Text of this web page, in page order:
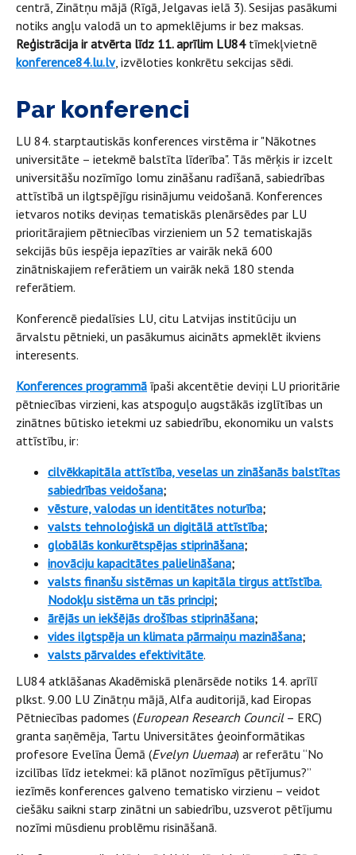
centrā, Zinātņu mājā (Rīgā, Jelgavas ielā 3). Sesijas pasākumi
notiks angļu valodā un to apmeklējums ir bez maksas.
Reģistrācija ir atvērta līdz 11. aprīlim LU84 tīmekļvietnē
konference84.lu.lv, izvēloties konkrētu sekcijas sēdi.
Par konferenci
LU 84. starptautiskās konferences virstēma ir "Nākotnes
universitāte – ietekmē balstīta līderība". Tās mērķis ir izcelt
universitāšu nozīmīgo lomu zināšanu radīšanā, sabiedrības
attīstībā un ilgtspējīgu risinājumu veidošanā. Konferences
ietvaros notiks deviņas tematiskās plenārsēdes par LU
prioritārajiem pētniecības virzieniem un 52 tematiskajās
sekcijās būs iespēja iepazīties ar vairāk nekā 600
zinātniskajiem referātiem un vairāk nekā 180 stenda
referātiem.
Konferencē piedalīsies LU, citu Latvijas institūciju un
ārvalstu pētnieki, un pasākumus aicināts apmeklēt ikviens
interesents.
Konferences programmāīpaši akcentētie deviņi LU prioritārie
pētniecības virzieni, kas atspoguļo augstākās izglītības un
zinātnes būtisko ietekmi uz sabiedrību, ekonomiku un valsts
attīstību, ir:
cilvēkkapitāla attīstība, veselas un zināšanās balstītas
sabiedrības veidošana;
vēsture, valodas un identitātes noturība;
valsts tehnoloģiskā un digitālā attīstība;
globālās konkurētspējas stiprināšana;
inovāciju kapacitātes palielināšana;
valsts finanšu sistēmas un kapitāla tirgus attīstība.
Nodokļu sistēma un tās principi;
ārējās un iekšējās drošības stiprināšana;
vides ilgtspēja un klimata pārmaiņu mazināšana;
valsts pārvaldes efektivitāte.
LU84 atklāšanas Akadēmiskā plenārsēde notiks 14. aprīlī
plkst. 9.00 LU Zinātņu mājā, Alfa auditorijā, kad Eiropas
Pētniecības padomes (European Research Council– ERC)
granta saņēmēja, Tartu Universitātes ģeoinformātikas
profesore Evelīna Ūemā (Evelyn Uuemaa) ar referātu “No
izcilības līdz ietekmei: kā plānot nozīmīgus pētījumus?”
iezīmēs konferences galveno tematisko virzienu – veidot
ciešāku saikni starp zinātni un sabiedrību, uzsverot pētījumu
nozīmi mūsdienu problēmu risināšanā.